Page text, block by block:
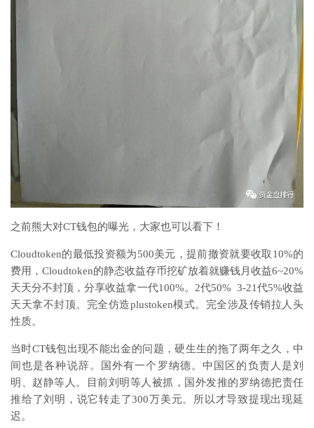
之前熊大对CT钱包的曝光，大家也可以看下！
Cloudtoken的最低投资额为500美元，提前撤资就要收取10%的
费用，Cloudtoken的静态收益存币挖矿放着就赚钱月收益6~20%
天天分不封顶，分享收益拿一代100%。2代50% 3-21代5%收益
天天拿不封顶。完全仿造plustoken模式。完全涉及传销拉人头
性质。
当时CT钱包出现不能出金的问题，硬生生的拖了两年之久，中
间也是各种说辞。国外有一个罗纳德。中国区的负责人是刘
明、赵静等人。目前刘明等人被抓，国外发推的罗纳德把责任
推给了刘明，说它转走了300万美元。所以才导致提现出现延
迟。